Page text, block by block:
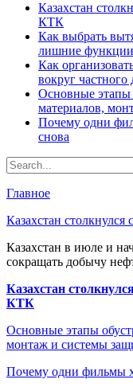
Казахстан
КТК
Как выбрать
лишние функции
Как
вокруг частного
Основные этапы
материалов,
Почему одни
снова
Главное
Казахстан
Казахстан в июле и
сокращать добычу
Казахстан
КТК
Основные этапы
монтаж и системы
Почему одни фильмы